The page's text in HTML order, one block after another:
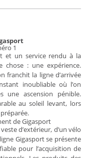
1
et un service rendu à la
: une expérience.
franchit la ligne d’arrivée
inoubliable où l’on
ascension pénible.
au soleil levant, lors
de Gigasport
d’extérieur, d’un vélo
Gigasport se présente
pour l’acquisition de